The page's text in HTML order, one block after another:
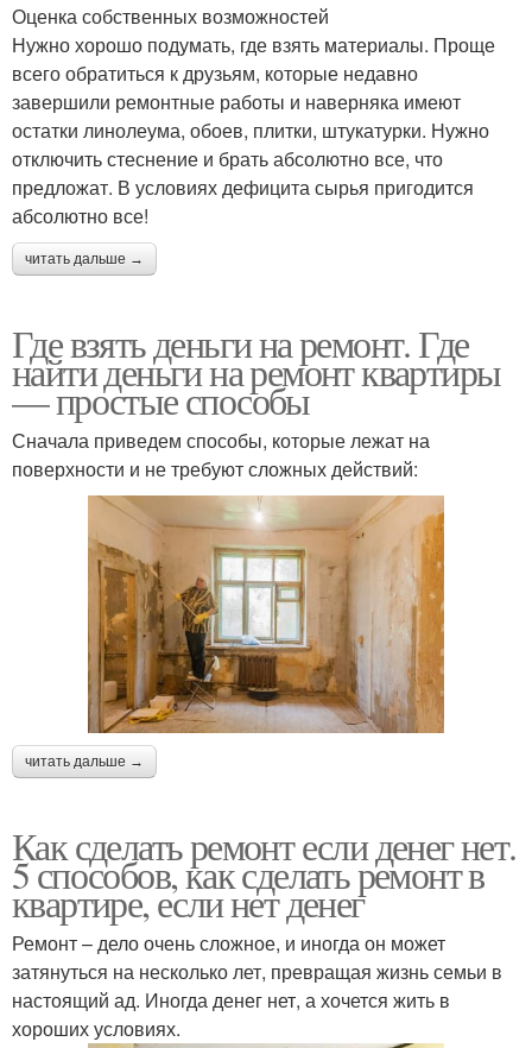
Оценка собственных возможностей
Нужно хорошо подумать, где взять материалы. Проще
всего обратиться к друзьям, которые недавно
завершили ремонтные работы и наверняка имеют
остатки линолеума, обоев, плитки, штукатурки. Нужно
отключить стеснение и брать абсолютно все, что
предложат. В условиях дефицита сырья пригодится
абсолютно все!
читать дальше →
Где взять деньги на ремонт. Где
найти деньги на ремонт квартиры
— простые способы
Сначала приведем способы, которые лежат на
поверхности и не требуют сложных действий:
читать дальше →
Как сделать ремонт если денег нет.
5 способов, как сделать ремонт в
квартире, если нет денег
Ремонт – дело очень сложное, и иногда он может
затянуться на несколько лет, превращая жизнь семьи в
настоящий ад. Иногда денег нет, а хочется жить в
хороших условиях.